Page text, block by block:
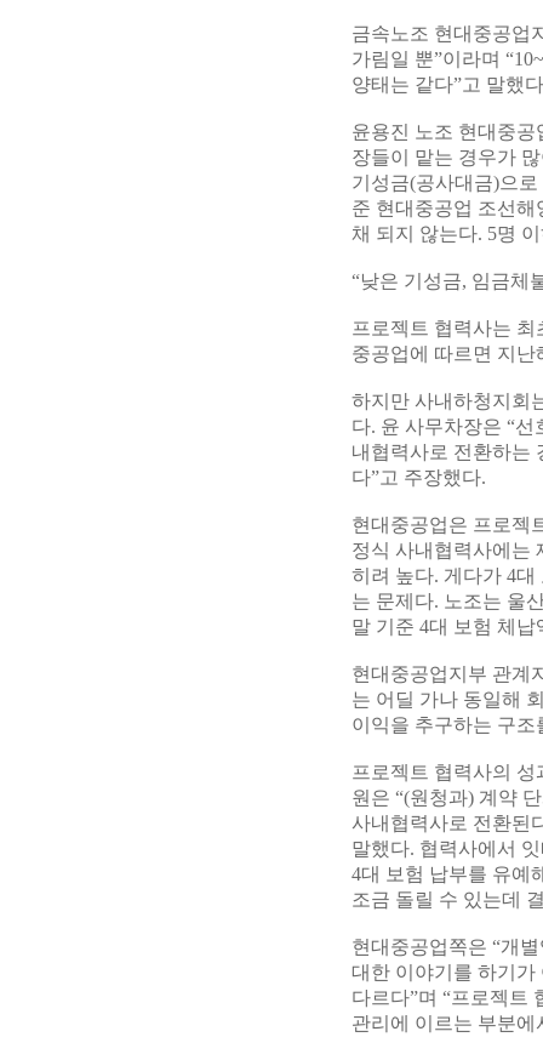
금속노조 현대중공업
가림일 뿐”이라며
양태는 같다”고 말했
윤용진 노조 현대중
장들이 맡는 경우가
기성금(공사대금)으
준 현대중공업 조선
채 되지 않는다. 5명
“낮은 기성금, 임금체
프로젝트 협력사는
중공업에 따르면 지
하지만 사내하청지회
다. 윤 사무차장은 “
내협력사로 전환하는
다”고 주장했다.
현대중공업은 프로젝
정식 사내협력사에는
히려 높다. 게다가 4
는 문제다. 노조는 울
말 기준 4대 보험 체
현대중공업지부 관계
는 어딜 가나 동일해
이익을 추구하는 구조
프로젝트 협력사의
원은 “(원청과) 계약
사내협력사로 전환된
말했다. 협력사에서
4대 보험 납부를 유예
조금 돌릴 수 있는데
현대중공업쪽은 “개
대한 이야기를 하기가
다르다”며 “프로젝트
관리에 이르는 부분에